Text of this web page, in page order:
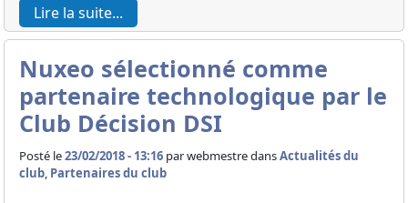
Lire la suite...
Nuxeo sélectionné comme
partenaire technologique par le
Club Décision DSI
Posté le23/02/2018 - 13:16 parwebmestre dansActualités du
club, Partenaires du club